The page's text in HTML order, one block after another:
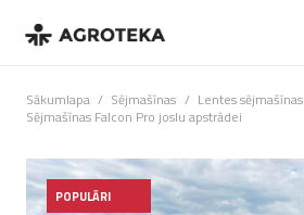
Sākumlapa / Sējmašīnas / Lentes sējmašīnas
Sējmašīnas Falcon Pro joslu apstrādei
POPULĀRI